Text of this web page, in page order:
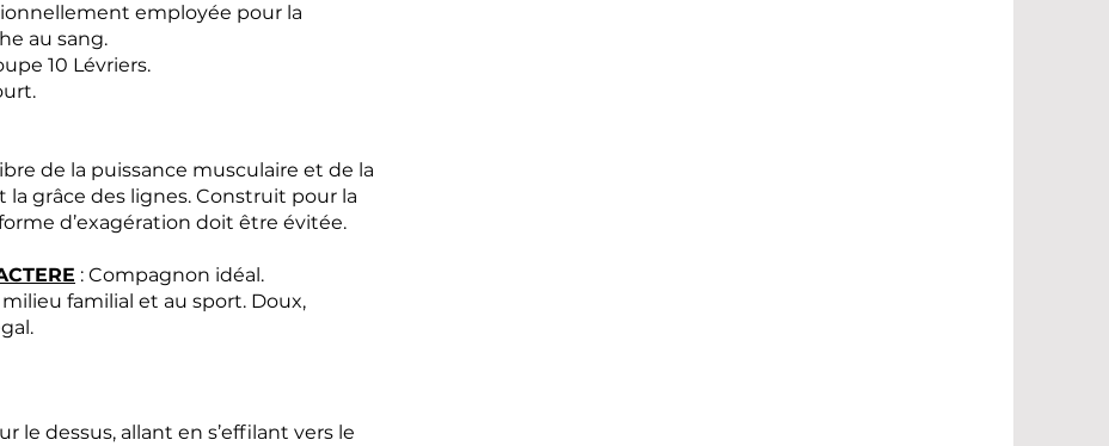
employée pour la
au sang.
10 Lévriers.
de la puissance musculaire et de la
la grâce des lignes. Construit pour la
d’exagération doit être évitée.
: Compagnon idéal.
familial et au sport. Doux,
le dessus, allant en s’effilant vers le